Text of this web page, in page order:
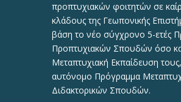
προπτυχιακών φοιτητών σε
κλάδους της Γεωπονικής
βάση το νέο σύγχρονο 5-ετές
Προπτυχιακών Σπουδών όσο
Μεταπτυχιακή Εκπαίδευση
αυτόνομο Πρόγραμμα
Διδακτορικών Σπουδών.